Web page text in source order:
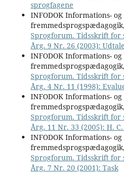
sprogfagene
INFODOK Informations-
fremmedsprogspædagogik,
Sprogforum. Tidsskrift
Årg. 9 Nr. 26 (2003): Udtale
INFODOK Informations-
fremmedsprogspædagogik,
Sprogforum. Tidsskrift
Årg. 4 Nr. 11 (1998):
INFODOK Informations-
fremmedsprogspædagogik,
Sprogforum. Tidsskrift
Årg. 11 Nr. 33 (2005): H.
INFODOK Informations-
fremmedsprogspædagogik,
Sprogforum. Tidsskrift
Årg. 7 Nr. 20 (2001): Task